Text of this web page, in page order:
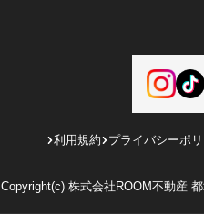
利用規約 プライバシーポ
Copyright(c) 株式会社ROOM不動産